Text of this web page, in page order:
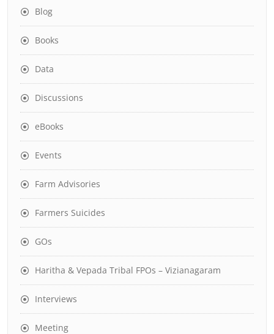
Blog
Books
Data
Discussions
eBooks
Events
Farm Advisories
Farmers Suicides
GOs
Haritha & Vepada Tribal FPOs – Vizianagaram
Interviews
Meeting